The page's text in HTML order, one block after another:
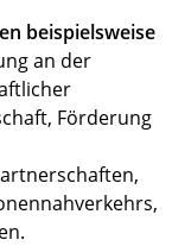
beispielsweise
an der
Förderung